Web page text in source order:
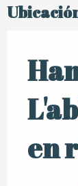
en